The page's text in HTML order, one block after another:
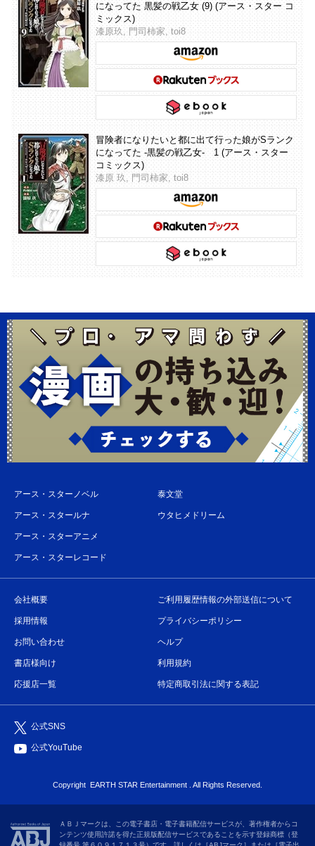
になってた 黒髪の戦乙女 (9) (アース・スター コ
ミックス)
漆原玖, 門司柿家, toi8
冒険者になりたいと都に出て行った娘がSランク
になってた -黒髪の戦乙女- 1 (アース・スター
コミックス)
漆原 玖, 門司柿家, toi8
アース・スターノベル
アース・スタールナ
アース・スターアニメ
アース・スターレコード
泰文堂
ウタヒメドリーム
会社概要
採用情報
お問い合わせ
書店様向け
応援店一覧
ご利用履歴情報の外部送信について
プライバシーポリシー
ヘルプ
利用規約
特定商取引法に関する表記
公式SNS
公式YouTube
Copyright EARTH STAR Entertainment . All Rights Reserved.
ＡＢＪマークは、この電子書店・電子書籍配信サービスが、著作権者からコ
ンテンツ使用許諾を得た正規版配信サービスであることを示す登録商標（登